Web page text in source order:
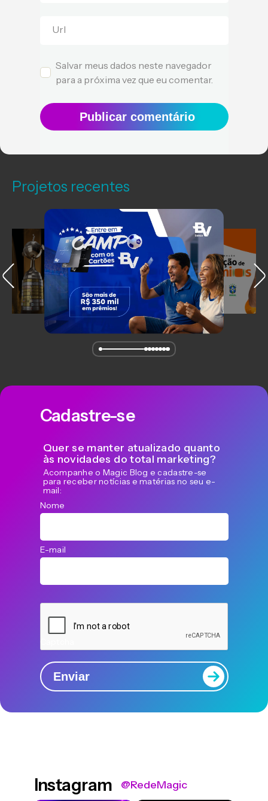
Url
Salvar meus dados neste navegador
para a próxima vez que eu comentar.
Publicar comentário
Cadastre-se
Quer se manter atualizado quanto
às novidades do total marketing?
Acompanhe o Magic Blog e cadastre-se
para receber notícias e matérias no seu e-
mail:
Nome
E-mail
Enviar
Instagram @RedeMagic
Projetos recentes